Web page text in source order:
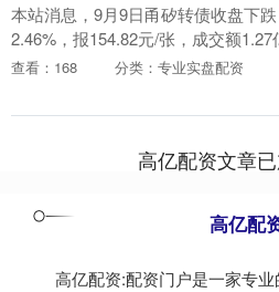
本站消息，9月9日甬矽转债收盘下跌
2.46%，报154.82元/张，成交额1.27
元，转股溢价率37.1%。 资料显示，
查看：168 分类：专业实盘配资
高亿配资文章
高亿配
高亿配资:配资门户是一家专